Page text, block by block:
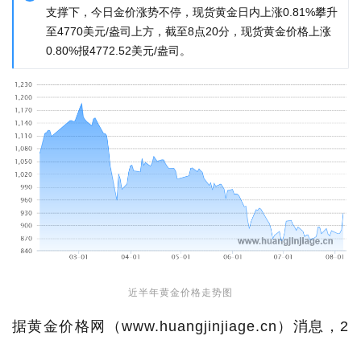
支撑下，今日金价涨势不停，现货黄金日内上涨0.81%攀升
至4770美元/盎司上方，截至8点20分，现货黄金价格上涨
0.80%报4772.52美元/盎司。
近半年黄金价格走势图
据黄金价格网（www.huangjinjiage.cn）消息，2